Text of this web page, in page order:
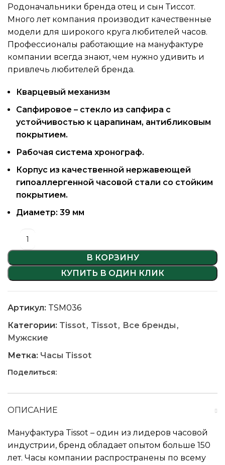
Родоначальники бренда отец и сын Тиссот.
Много лет компания производит качественные
модели для широкого круга любителей часов.
Профессионалы работающие на мануфактуре
компании всегда знают, чем нужно удивить и
привлечь любителей бренда.
Кварцевый механизм
Сапфировое – стекло из сапфира с
устойчивостью к царапинам, антибликовым
покрытием.
Рабочая система хронограф.
Корпус из качественной нержавеющей
гипоаллергенной часовой стали со стойким
покрытием.
Диаметр: 39 мм
В КОРЗИНУ
КУПИТЬ В ОДИН КЛИК
Артикул: TSM036
Категории: Tissot, Tissot, Все бренды ,
Мужские
Метка: Часы Tissot
Поделиться:
ОПИСАНИЕ
Мануфактура Tissot – один из лидеров часовой
индустрии, бренд обладает опытом больше 150
лет. Часы компании распространены по всему